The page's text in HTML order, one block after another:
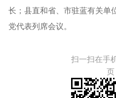
长；县直和省、市驻蓝有关单
党代表列席会议。
扫一扫在手
页